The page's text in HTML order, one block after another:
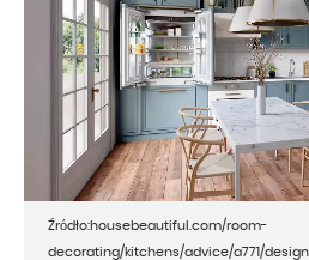
Źródło:housebeautiful.com/room-
decorating/kitchens/advice/a771/